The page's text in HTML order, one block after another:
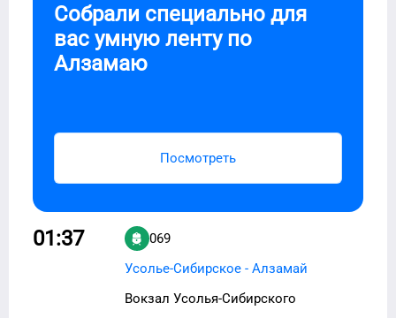
Собрали специально для
вас умную ленту по
Алзамаю
Посмотреть
01:37
069
Усолье-Сибирское - Алзамай
Вокзал Усолья-Сибирского